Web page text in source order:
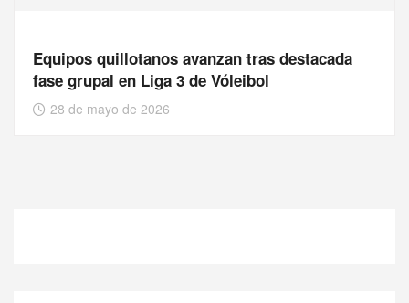
Equipos quillotanos avanzan tras destacada
fase grupal en Liga 3 de Vóleibol
28 de mayo de 2026